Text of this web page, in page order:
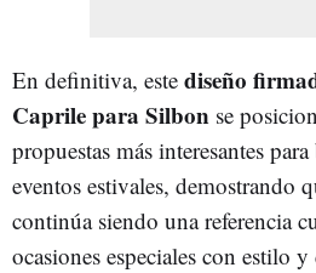
En definitiva, este diseño
Caprile para Silbon se
propuestas más interesantes
eventos estivales, demostrando
continúa siendo una referencia
ocasiones especiales con estilo